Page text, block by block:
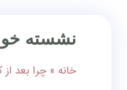
نشسته
خانه » چرا بعد